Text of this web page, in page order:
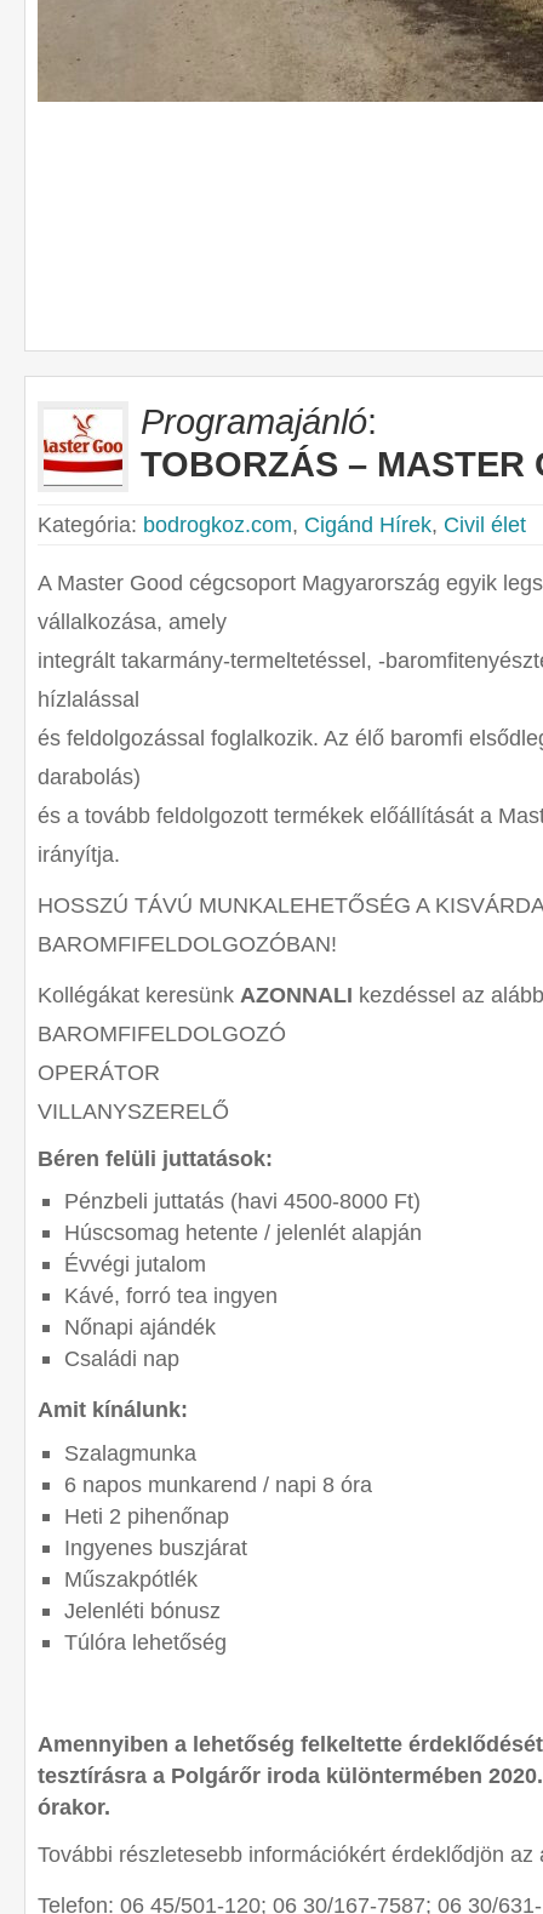
Programajánló:
TOBORZÁS – MASTER
Kategória: bodrogkoz.com, Cigánd Hírek, Civil élet
A Master Good cégcsoport Magyarország egyik
vállalkozása, amely
integrált takarmány-termeltetéssel, -
hízlalással
és feldolgozással foglalkozik. Az élő baromfi
darabolás)
és a tovább feldolgozott termékek előállítását a
irányítja.
HOSSZÚ TÁVÚ MUNKALEHETŐSÉG A
BAROMFIFELDOLGOZÓBAN!
Kollégákat keresünk AZONNALI kezdéssel az
BAROMFIFELDOLGOZÓ
OPERÁTOR
VILLANYSZERELŐ
Béren felüli juttatások:
Pénzbeli juttatás (havi 4500-8000 Ft)
Húscsomag hetente / jelenlét alapján
Évvégi jutalom
Kávé, forró tea ingyen
Nőnapi ajándék
Családi nap
Amit kínálunk:
Szalagmunka
6 napos munkarend / napi 8 óra
Heti 2 pihenőnap
Ingyenes buszjárat
Műszakpótlék
Jelenléti bónusz
Túlóra lehetőség
Amennyiben a lehetőség felkeltette
tesztírásra a Polgárőr iroda különtermében
órakor.
További részletesebb információkért érdeklődjön
Telefon: 06 45/501-120; 06 30/167-7587; 06 30/